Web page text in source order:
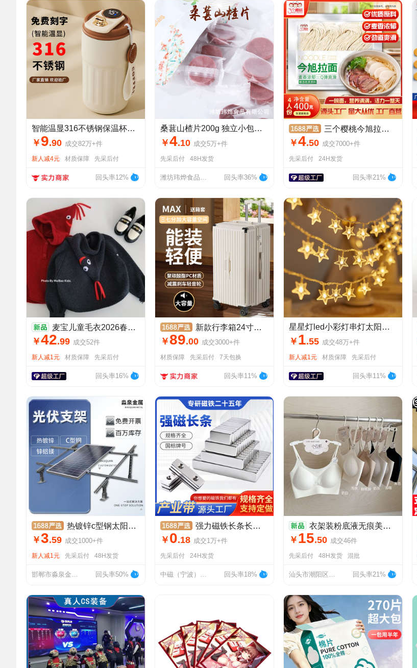
智能温显316不锈钢保温杯男女高颜值保冷咖啡便携水杯子礼品定制
￥ 9.90 成交82万+件
新人减4元 材质保障 先采后付
回头率12%
桑葚山楂片200g 独立小包装 山楂制品 微商网红零食 开胃山楂制品
￥4.10 成交5万+件
先采后付 48H发货
潍坊玮烨食品有限公司 回头率36%
三个樱桃今旭拉面半干面拉面火锅餐饮生鲜面条袋装挂面厂家批发
￥4.50 成交7000+件
先采后付 24H发货
回头率21%
麦宝儿童毛衣2026春秋新款男童纯色连帽针织套头衫女宝宝秋装批发
￥42.99 成交52件
新人减1元 材质保障 先采后付
回头率16%
新款行李箱24寸学生三七开密码箱结实耐用大容量旅行箱28寸拉杆箱
￥ 89.00 成交3000+件
材质保障 先采后付 7天包换
回头率11%
星星灯led小彩灯串灯太阳能户外露营氛围灯圣诞节日摆摊装饰灯串
￥ 1.55 成交48万+件
新人减1元 材质保障 先采后付
回头率11%
热镀锌c型钢太阳能光伏支架冷弯型钢冲孔檩条槽钢抗震管廊支架厂
￥3.59 成交1000+件
新人减1元 先采后付 48H发货
邯郸市淼泉金属制品有限公司 回头率50%
强力磁铁长条长方形钕铁硼方块强磁磁铁条形磁吸贴片方形小吸铁石
￥ 0.18 成交1万+件
先采后付 24H发货
中磁（宁波）磁性材料有限责任公司 回头率18%
衣架装粉底液无痕美背小云肌内衣女固定杯聚拢文胸抹胸小吊带背心
￥ 15.50 成交46件
先采后付 48H发货 混批
汕头市潮阳区谷饶黛芮婷针织内衣厂 回头率21%